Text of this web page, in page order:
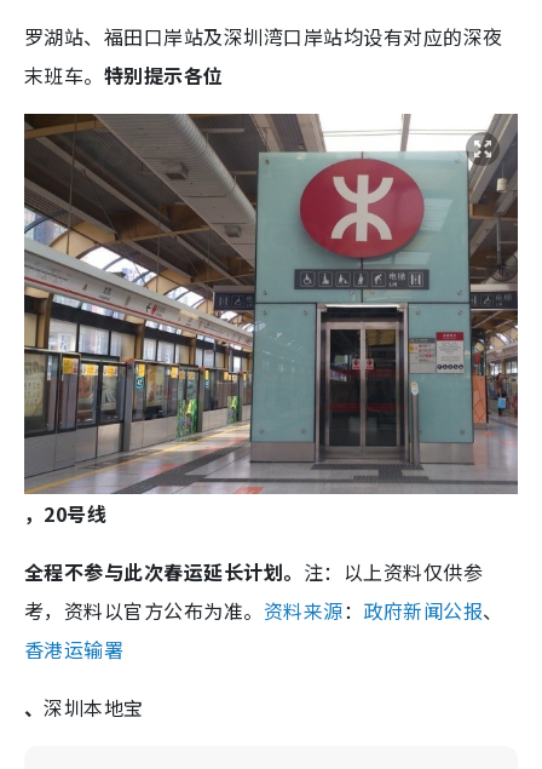
罗湖站、福田口岸站及深圳湾口岸站均设有对应的深夜
末班车。 特别提示各位
，20号线
全程不参与此次春运延长计划。 注：以上资料仅供参
考，资料以官方公布为准。 资料来源： 政府新闻公报、
香港运输署
、深圳本地宝